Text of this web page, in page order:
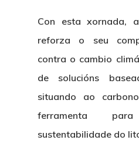
Con esta xornada,
reforza o seu
contra o cambio
de solucións
situando ao
ferramenta
sustentabilidade do